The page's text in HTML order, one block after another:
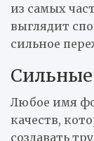
из самых
выглядит
сильное
Любое имя
качеств,
создавать